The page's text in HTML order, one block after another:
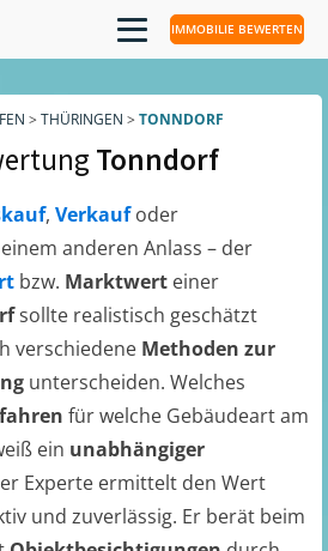
IMMOBILIE BEWERTEN
> THÜRINGEN > TONNDORF
Tonndorf
, Verkaufoder
anderen Anlass – der
bzw. Marktwert einer
sollte realistisch geschätzt
verschiedene Methoden zur
unterscheiden. Welches
für welche Gebäudeart am
ein unabhängiger
Experte ermittelt den Wert
und zuverlässig. Er berät beim